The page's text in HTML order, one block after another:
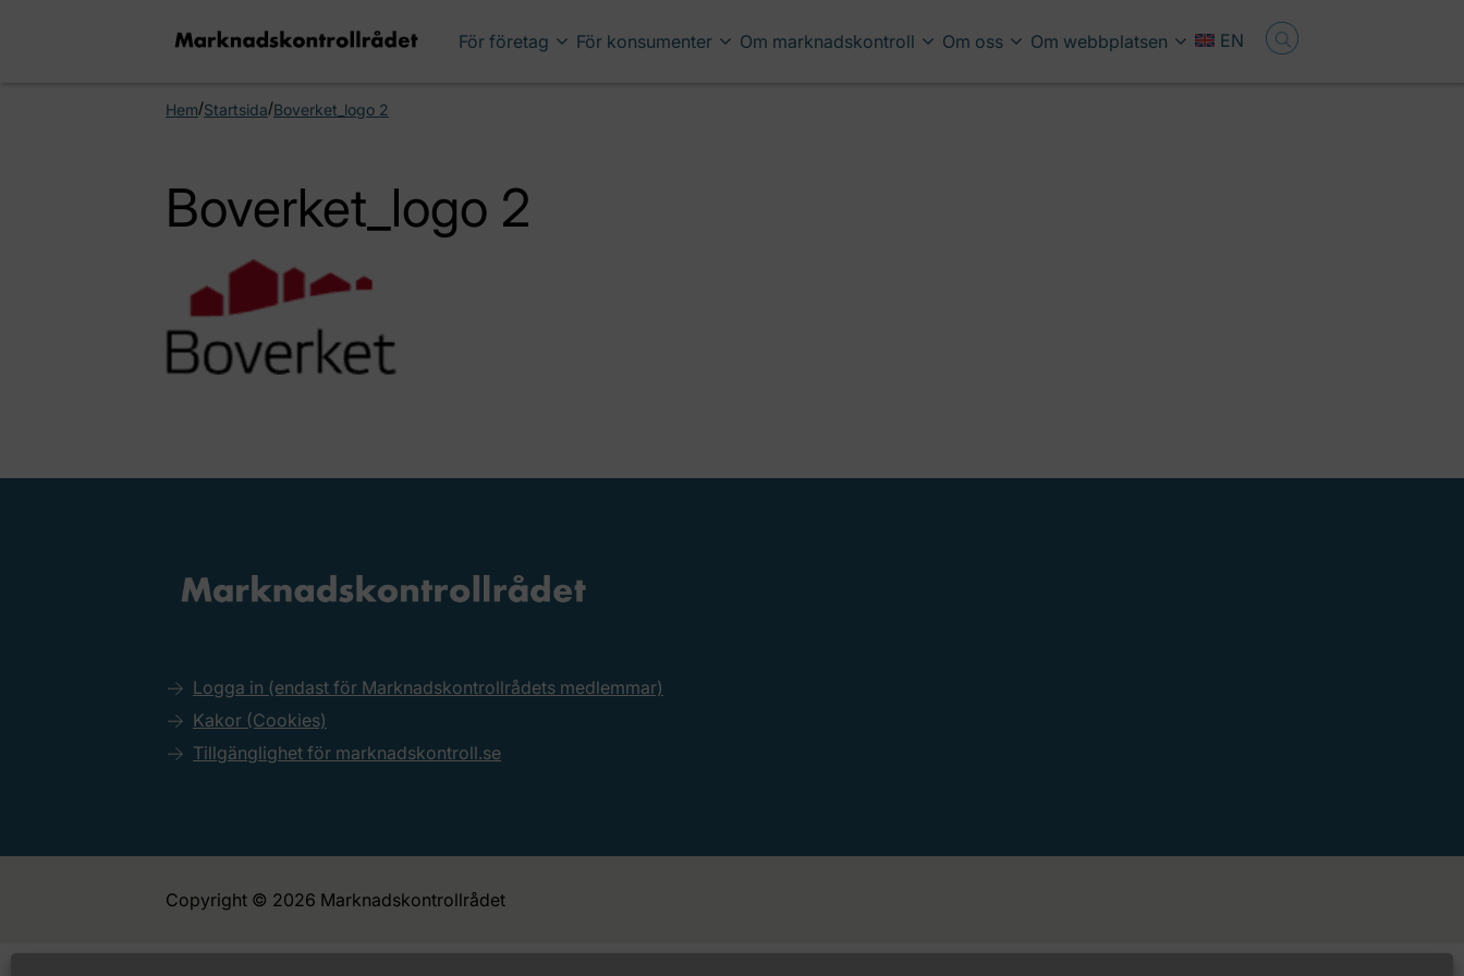
För företag För konsumenter Om marknadskontroll Om oss Om webbplatsen EN
Hem/Startsida/Boverket_logo 2
Boverket_logo 2
Logga in (endast för Marknadskontrollrådets medlemmar)
Kakor (Cookies)
Tillgänglighet för marknadskontroll.se
Copyright © 2026 Marknadskontrollrådet